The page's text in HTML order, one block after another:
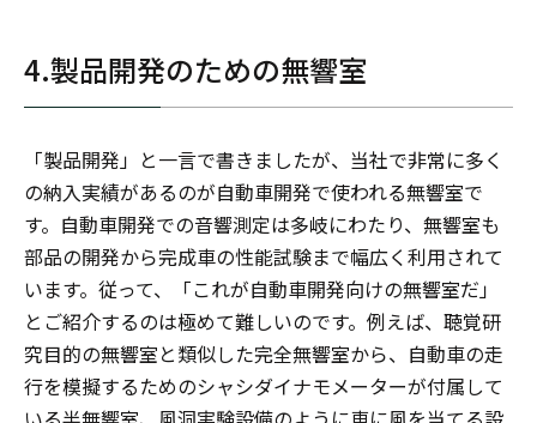
4.製品開発のための無響室
「製品開発」と一言で書きましたが、当社で非常に多く
の納入実績があるのが自動車開発で使われる無響室で
す。自動車開発での音響測定は多岐にわたり、無響室も
部品の開発から完成車の性能試験まで幅広く利用されて
います。従って、「これが自動車開発向けの無響室だ」
とご紹介するのは極めて難しいのです。例えば、聴覚研
究目的の無響室と類似した完全無響室から、自動車の走
行を模擬するためのシャシダイナモメーターが付属して